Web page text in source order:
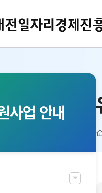
리경제진흥
사업 안내